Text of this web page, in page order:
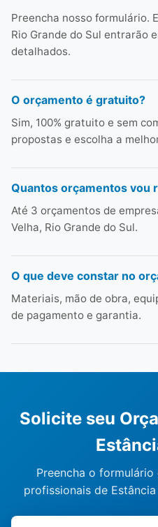
Preencha nosso formulário.
Rio Grande do Sul entrarão
detalhados.
O orçamento é gratuito?
Sim, 100% gratuito e sem
propostas e escolha a
Quantos orçamentos vou
Até 3 orçamentos de
Velha, Rio Grande do Sul.
O que deve constar no
Materiais, mão de obra,
de pagamento e garantia.
Solicite seu
Preencha o
profissionais de